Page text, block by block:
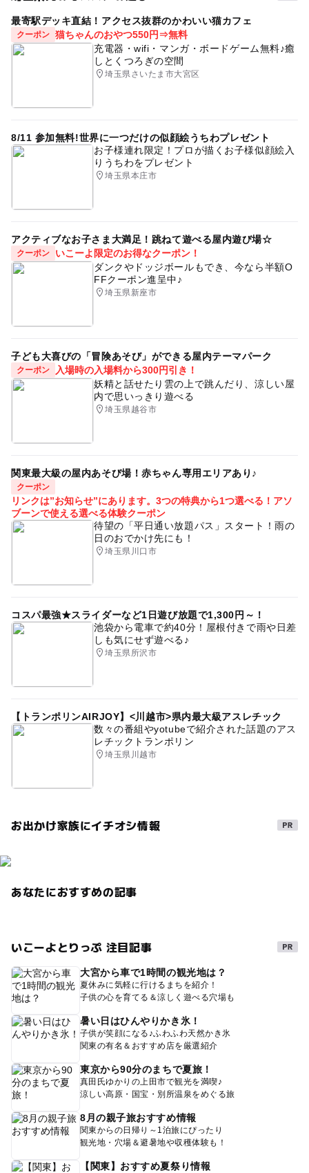
最寄駅デッキ直結！アクセス抜群のかわいい猫カフェ
クーポン 猫ちゃんのおやつ550円⇒無料
充電器・wifi・マンガ・ボードゲーム無料♪癒
しとくつろぎの空間
埼玉県さいたま市大宮区
8/11 参加無料!世界に一つだけの似顔絵うちわプレゼント
お子様連れ限定！プロが描くお子様似顔絵入
りうちわをプレゼント
埼玉県本庄市
アクティブなお子さま大満足！跳ねて遊べる屋内遊び場☆
クーポン
いこーよ限定のお得なクーポン！
ダンクやドッジボールもでき、今なら半額O
FFクーポン進呈中♪
埼玉県新座市
子ども大喜びの「冒険あそび」ができる屋内テーマパーク
クーポン
入場時の入場料から300円引き！
妖精と話せたり雲の上で跳んだり、涼しい屋
内で思いっきり遊べる
埼玉県越谷市
関東最大級の屋内あそび場！赤ちゃん専用エリアあり♪
クーポン
リンクは”お知らせ”にあります。3つの特典から1つ選べる！アソ
ブーンで使える選べる体験クーポン
待望の「平日通い放題パス」スタート！雨の
日のおでかけ先にも！
埼玉県川口市
コスパ最強★スライダーなど1日遊び放題で1,300円～！
池袋から電車で約40分！屋根付きで雨や日差
しも気にせず遊べる♪
埼玉県所沢市
【トランポリンAIRJOY】<川越市>県内最大級アスレチック
数々の番組やyotubeで紹介された話題のアス
レチックトランポリン
埼玉県川越市
お出かけ家族にイチオシ情報
あなたにおすすめの記事
いこーよとりっぷ 注目記事
大宮から車で1時間の観光地は？
夏休みに気軽に行けるまちを紹介！
子供の心を育てる＆涼しく遊べる穴場も
暑い日はひんやりかき氷！
子供が笑顔になる♪ふわふわ天然かき氷
関東の有名＆おすすめ店を厳選紹介
東京から90分のまちで夏旅！
真田氏ゆかりの上田市で観光を満喫♪
涼しい高原・国宝・別所温泉をめぐる旅
8月の親子旅おすすめ情報
関東からの日帰り～1泊旅にぴったり
観光地・穴場＆避暑地や収穫体験も！
【関東】おすすめ夏祭り情報